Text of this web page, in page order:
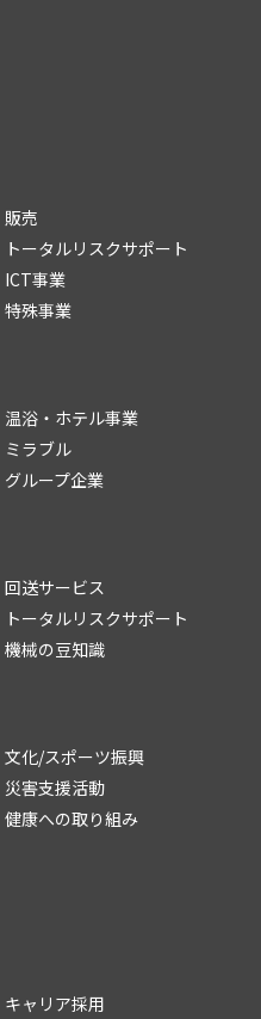
販売
トータルリスクサポート
ICT事業
特殊事業
温浴・ホテル事業
ミラブル
グループ企業
回送サービス
トータルリスクサポート
機械の豆知識
文化/スポーツ振興
災害支援活動
健康への取り組み
キャリア採用